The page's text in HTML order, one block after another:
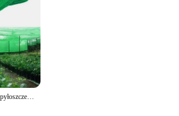
4x5M 2-pinowa zielona, pyłoszczelna siatka uziemiająca Osłona na plac budowy Siatki na gleby Siatka zacieniająca chroniąca środowisko